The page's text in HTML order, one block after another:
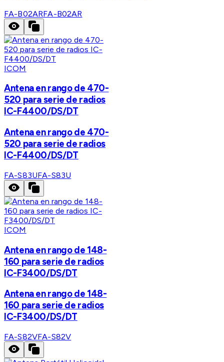
FA-B02ARFA-B02AR
ICOM
Antena en rango de 470-
520 para serie de radios
IC-F4400/DS/DT
Antena en rango de 470-
520 para serie de radios
IC-F4400/DS/DT
FA-S83UFA-S83U
ICOM
Antena en rango de 148-
160 para serie de radios
IC-F3400/DS/DT
Antena en rango de 148-
160 para serie de radios
IC-F3400/DS/DT
FA-S82VFA-S82V